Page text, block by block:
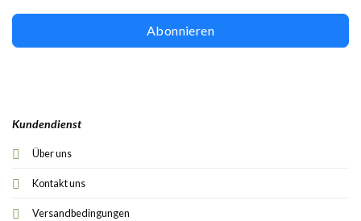
Kundendienst
Über uns
Kontakt uns
Versandbedingungen
Abonnieren